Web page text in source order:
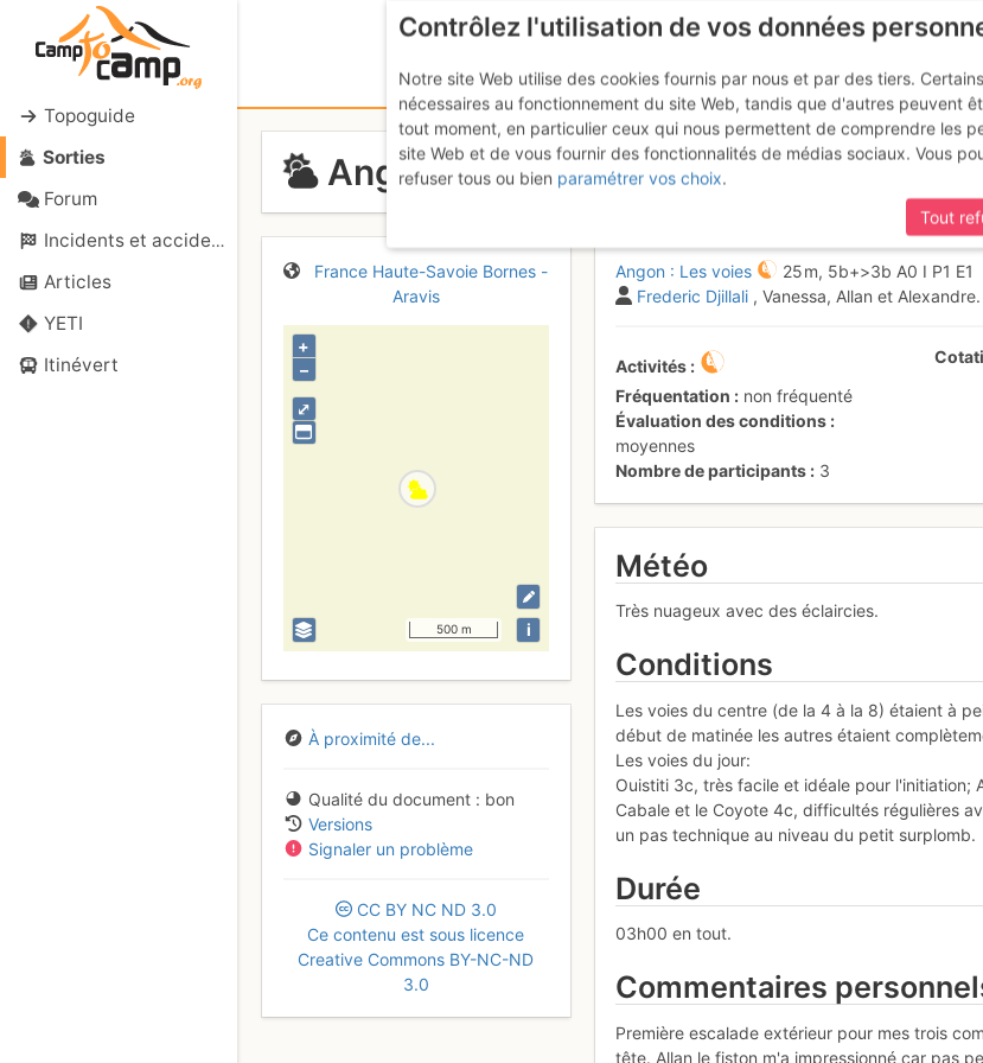
Topoguide
Sorties
Forum
Incidents et accidents
Articles
YETI
Itinévert
Angon : Les voies Lundi 8 mai 2017
France Haute-Savoie Bornes -
Aravis
⤢
+
–
500 m i
À proximité de...
Qualité du document
bon
Versions
Signaler un problème
CC BY NC ND 3.0
Ce contenu est sous licence
Creative Commons BY-NC-ND
3.0
Angon : Les voies 25 m, 5b+>3b A0 I P1 E1
Frederic Djillali , Vanessa, Allan et Alexandre.
Activités
Fréquentation
non fréquenté
Évaluation des conditions
moyennes
Nombre de participants
3
Météo
Très nuageux avec des éclaircies.
Conditions
Les voies du centre (de la 4 à la 8) étaient à
début de matinée les autres étaient
Les voies du jour:
Ouistiti 3c, très facile et idéale pour l'initiation;
Cabale et le Coyote 4c, difficultés régulières
un pas technique au niveau du petit surplomb.
Durée
03h00 en tout.
Commentaires
Première escalade extérieur pour mes trois
tête. Allan le fiston m'a impressionné car pas
Contrôlez l'utilisation de vos données
Notre site Web utilise des cookies fournis par nous et par des tiers.
nécessaires au fonctionnement du site Web, tandis que d'autres peuvent
tout moment, en particulier ceux qui nous permettent de comprendre les
site Web et de vous fournir des fonctionnalités de médias sociaux. Vous
refuser tous ou bien paramétrer vos choix.
Tout